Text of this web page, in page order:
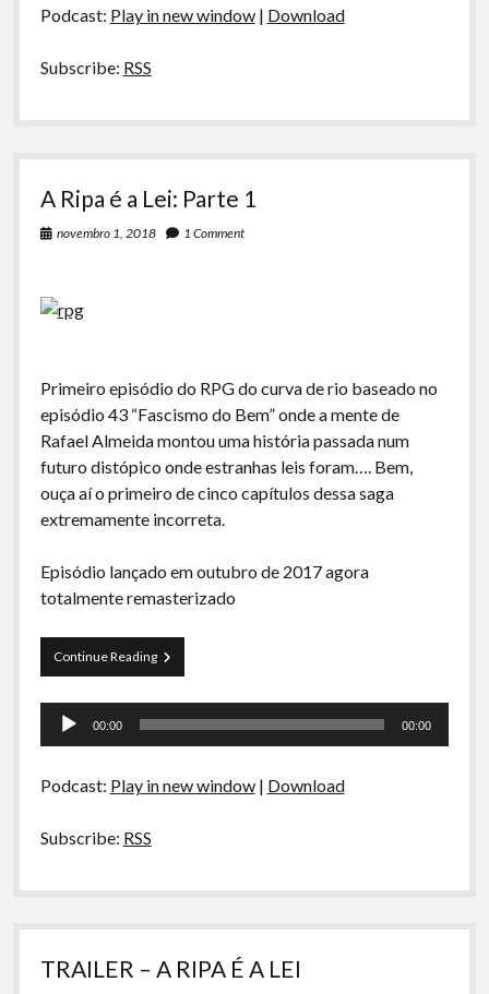
Podcast: Play in new window| Download
Subscribe: RSS
A Ripa é a Lei: Parte 1
novembro 1, 2018 1 Comment
Primeiro episódio do RPG do curva de rio baseado no
episódio 43 “Fascismo do Bem” onde a mente de
Rafael Almeida montou uma história passada num
futuro distópico onde estranhas leis foram…. Bem,
ouça aí o primeiro de cinco capítulos dessa saga
extremamente incorreta.
Episódio lançado em outubro de 2017 agora
totalmente remasterizado
Continue ReadingA
Ripa
Lei:
Tocador
00:00 00:00
Podcast: Play in new window| Download
Subscribe: RSS
TRAILER – A RIPA É A LEI